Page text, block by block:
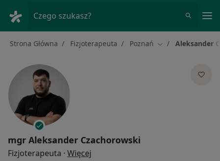
Czego szukasz?
Strona Główna Fizjoterapeuta Poznań Zmień miasto
Aleksander
mgr Aleksander Czachorowski
Fizjoterapeuta · Więcej